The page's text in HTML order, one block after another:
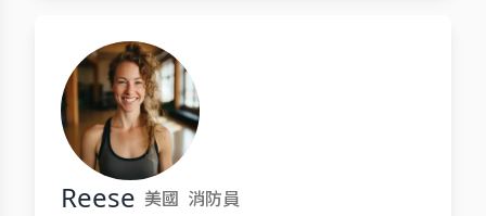
Reese 美國 消防員